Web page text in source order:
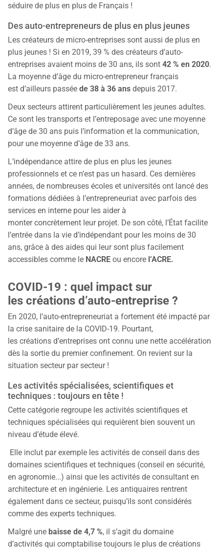
séduire de plus en plus de Français !
Des auto-entrepreneurs de plus en plus jeunes
Les créateurs de micro-entreprises sont aussi de plus en
plus jeunes ! Si en 2019, 39 % des créateurs d’auto-
entreprises avaient moins de 30 ans, ils sont 42 % en 2020.
La moyenne d’âge du micro-entrepreneur français
est d’ailleurs passée de 38 à 36 ans depuis 2017.
Deux secteurs attirent particulièrement les jeunes adultes.
Ce sont les transports et l’entreposage avec une moyenne
d’âge de 30 ans puis l’information et la communication,
pour une moyenne d’âge de 33 ans.
L’indépendance attire de plus en plus les jeunes
professionnels et ce n’est pas un hasard. Ces dernières
années, de nombreuses écoles et universités ont lancé des
formations dédiées à l’entrepreneuriat avec parfois des
services en interne pour les aider à
monter concrètement leur projet. De son côté, l’État facilite
l’entrée dans la vie d’indépendant pour les moins de 30
ans, grâce à des aides qui leur sont plus facilement
accessibles comme le NACRE ou encore l’ACRE.
COVID-19 : quel impact sur
les créations d’auto-entreprise ?
En 2020, l’auto-entrepreneuriat a fortement été impacté par
la crise sanitaire de la COVID-19. Pourtant,
les créations d’entreprises ont connu une nette accélération
dès la sortie du premier confinement. On revient sur la
situation secteur par secteur !
Les activités spécialisées, scientifiques et
techniques : toujours en tête !
Cette catégorie regroupe les activités scientifiques et
techniques spécialisées qui requièrent bien souvent un
niveau d’étude élevé.
Elle inclut par exemple les activités de conseil dans des
domaines scientifiques et techniques (conseil en sécurité,
en agronomie...) ainsi que les activités de consultant en
architecture et en ingénierie. Les antiquaires rentrent
également dans ce secteur, puisqu’ils sont considérés
comme des experts techniques.
Malgré une baisse de 4,7 %, il s’agit du domaine
d’activités qui comptabilise toujours le plus de créations